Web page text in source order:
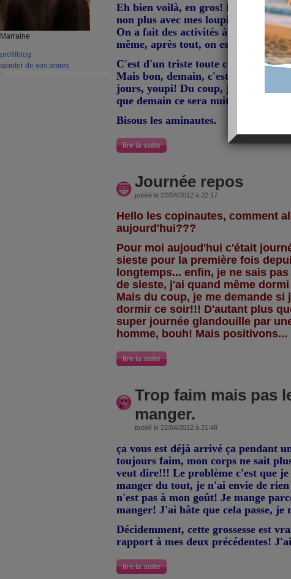
Marraine
profil blog
ajouter de vos amies
Eh bien voilà, en gros! Donc
non plus avec mes loupiots car je
On a fait des activités à la maison
même, après tout, on est en
C'est d'un triste toute cette grisaille
Mais bon, demain, c'est départ chez
jours, youpi! Du coup, je file au
que demain ce sera nuit blanche/
Bisous les aminautes.
lire la suite
Journée repos
publié le 23/04/2012 à 22:17
Hello les copinautes, comment
aujourd'hui???
Pour moi aujoud'hui c'était
sieste pour la première fois
longtemps... enfin, je ne sais
de sieste, j'ai quand même
Mais du coup, je me demande si
dormir ce soir!!! D'autant plus
super journée glandouille par
homme, bouh! Mais positivons...
lire la suite
Trop faim mais pas
manger.
publié le 22/04/2012 à 21:48
ça vous est déjà arrivé ça pendant
toujours faim, mon corps ne sait
veut dire!!! Le problème c'est que je
manger du tout, je n'ai envie de
n'est pas à mon goût! Je mange
manger! J'ai hâte que cela passe, je
Décidemment, cette grossesse est
rapport à mes deux précédentes!
lire la suite